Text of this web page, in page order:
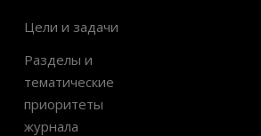
Цели и задачи
Разделы и
тематические
приоритеты
журнала